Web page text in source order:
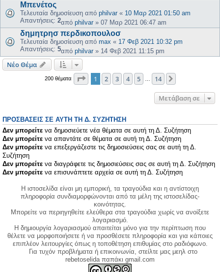
Μπενέτος
Τελευταία δημοσίευση από philvar « 10 Μαρ 2021 01:50 am
Απαντήσεις: 2από philvar » 07 Μαρ 2021 06:47 am
δημητρησ περδικοπουλοσ
Τελευταία δημοσίευση από max « 17 Φεβ 2021 10:32 pm
Απαντήσεις: 5από philvar » 14 Φεβ 2021 11:15 pm
Νέο Θέμα
200 θέματα Σελίδα από14
1 2 3 4 5 14
Μετάβαση σε
ΠΡΟΣΒΆΣΕΙΣ ΣΕ ΑΥΤΉ ΤΗ Δ. ΣΥΖΉΤΗΣΗ
Δεν μπορείτε να δημοσιεύετε νέα θέματα σε αυτή τη Δ. Συζήτηση
Δεν μπορείτε να απαντάτε σε θέματα σε αυτή τη Δ. Συζήτηση
Δεν μπορείτε να επεξεργάζεστε τις δημοσιεύσεις σας σε αυτή τη Δ.
Συζήτηση
Δεν μπορείτε να διαγράφετε τις δημοσιεύσεις σας σε αυτή τη Δ. Συζήτηση
Δεν μπορείτε να επισυνάπτετε αρχεία σε αυτή τη Δ. Συζήτηση
Η ιστοσελίδα είναι μη εμπορική, τα τραγούδια και η αντίστοιχη
πληροφορία συνδιαμορφώνονται από τα μέλη της ιστοσελίδας-
κοινότητας.
Μπορείτε να περιηγηθείτε ελεύθερα στα τραγούδια χωρίς να ανοίξετε
λογαριασμό.
Η δημιουργία λογαριασμού απαιτείται μόνο για την περίπτωση που
θέλετε να μορφοποιήσετε ή να προσθέσετε πληροφορία και για κάποιες
επιπλέον λειτουργίες όπως η τοποθέτηση επιθυμίας στο ραδιόφωνο.
Για τυχόν προβλήματα ή επικοινωνία, στείλτε μας μεηλ στο
rebetoselida παπάκι gmail.com